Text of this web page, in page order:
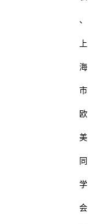
、
上
海
市
欧
美
同
学
会